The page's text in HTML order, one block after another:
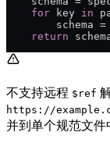
    for
key in
schema =
    return
不支持远程 $ref
https://
并到单个规范文件